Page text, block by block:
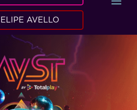
AVELLO